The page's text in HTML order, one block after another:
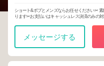
ショート&ボブとメンズならお任せください✂︎
ります✂︎お支払いはキャッシュレス決済のみの
メッセージする